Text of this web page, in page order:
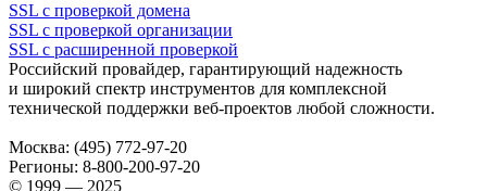
SSL с проверкой домена
SSL с проверкой организации
SSL с расширенной проверкой
Российский провайдер, гарантирующий надежность
и широкий спектр инструментов для комплексной
технической поддержки веб-проектов любой сложности.
Москва: (495) 772-97-20
Регионы: 8-800-200-97-20
© 1999 — 2025